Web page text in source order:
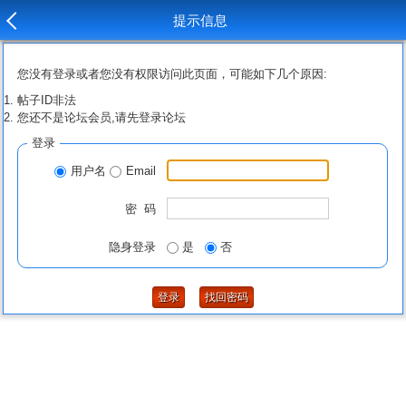
提示信息
您没有登录或者您没有权限访问此页面，可能如下几个原因:
帖子ID非法
您还不是论坛会员,请先登录论坛
登录
用户名 Email
密 码
隐身登录 是 否